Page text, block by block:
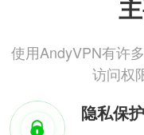
使用AndyVPN有许
访问权
隐私保护